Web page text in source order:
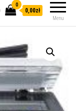
Menu
0
0,00zł